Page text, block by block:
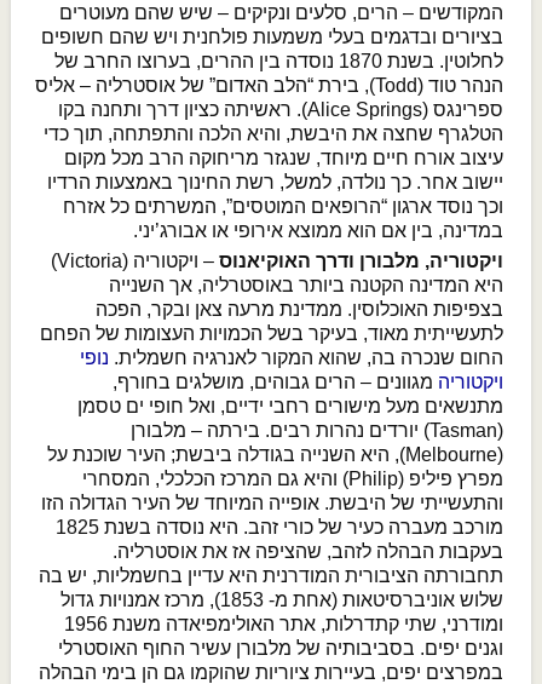
המקודשים – הרים, סלעים ונקיקים – שיש שהם מעוטרים
בציורים ובדגמים בעלי משמעות פולחנית ויש שהם חשופים
לחלוטין. בשנת 1870 נוסדה בין ההרים, בערוצו החרב של
הנהר טוד (Todd), בירת “הלב האדום” של אוסטרליה – אליס
ספרינגס (Alice Springs). ראשיתה כציון דרך ותחנה בקו
הטלגרף שחצה את היבשת, והיא הלכה והתפתחה, תוך כדי
עיצוב אורח חיים מיוחד, שנגזר מריחוקה הרב מכל מקום
יישוב אחר. כך נולדה, למשל, רשת החינוך באמצעות הרדיו
וכך נוסד ארגון “הרופאים המוטסים”, המשרתים כל אזרח
במדינה, בין אם הוא ממוצא אירופי או אבורג’יני.
ויקטוריה, מלבורן ודרך האוקיאנוס
– ויקטוריה (Victoria)
היא המדינה הקטנה ביותר באוסטרליה, אך השנייה
בצפיפות האוכלוסין. ממדינת מרעה צאן ובקר, הפכה
לתעשייתית מאוד, בעיקר בשל הכמויות העצומות של הפחם
החום שנכרה בה, שהוא המקור לאנרגיה חשמלית. נופי
ויקטוריה מגוונים – הרים גבוהים, מושלגים בחורף,
מתנשאים מעל מישורים רחבי ידיים, ואל חופי ים טסמן
(Tasman) יורדים נהרות רבים. בירתה – מלבורן
(Melbourne), היא השנייה בגודלה ביבשת; העיר שוכנת על
מפרץ פיליפ (Philip) והיא גם המרכז הכלכלי, המסחרי
והתעשייתי של היבשת. אופייה המיוחד של העיר הגדולה הזו
מורכב מעברה כעיר של כורי זהב. היא נוסדה בשנת 1825
בעקבות הבהלה לזהב, שהציפה אז את אוסטרליה.
תחבורתה הציבורית המודרנית היא עדיין בחשמליות, יש בה
שלוש אוניברסיטאות (אחת מ- 1853), מרכז אמנויות גדול
ומודרני, שתי קתדרלות, אתר האולימפיאדה משנת 1956
וגנים יפים. בסביבותיה של מלבורן עשיר החוף האוסטרלי
במפרצים יפים, בעיירות ציוריות שהוקמו גם הן בימי הבהלה